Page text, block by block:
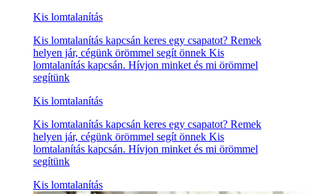
Kis lomtalanítás
Kis lomtalanítás kapcsán keres egy csapatot? Remek
helyen jár, cégünk örömmel segít önnek Kis
lomtalanítás kapcsán. Hívjon minket és mi örömmel
segítünk
Kis lomtalanítás
Kis lomtalanítás kapcsán keres egy csapatot? Remek
helyen jár, cégünk örömmel segít önnek Kis
lomtalanítás kapcsán. Hívjon minket és mi örömmel
segítünk
Kis lomtalanítás